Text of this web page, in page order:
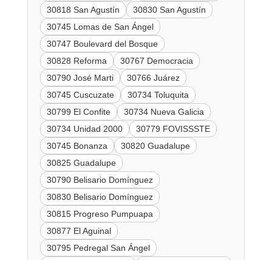
30818 San Agustín
30830 San Agustín
30745 Lomas de San Ángel
30747 Boulevard del Bosque
30828 Reforma
30767 Democracia
30790 José Marti
30766 Juárez
30745 Cuscuzate
30734 Toluquita
30799 El Confite
30734 Nueva Galicia
30734 Unidad 2000
30779 FOVISSSTE
30745 Bonanza
30820 Guadalupe
30825 Guadalupe
30790 Belisario Domínguez
30830 Belisario Domínguez
30815 Progreso Pumpuapa
30877 El Aguinal
30795 Pedregal San Ángel